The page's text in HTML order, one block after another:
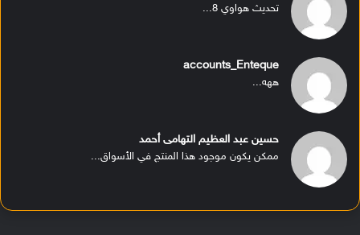
تحديث هواوي 8...
accounts_Enteque
ههه...
حسين عبد العظيم التهامى أحمد
ممكن يكون موجود هذا المنتج في الأسواق...